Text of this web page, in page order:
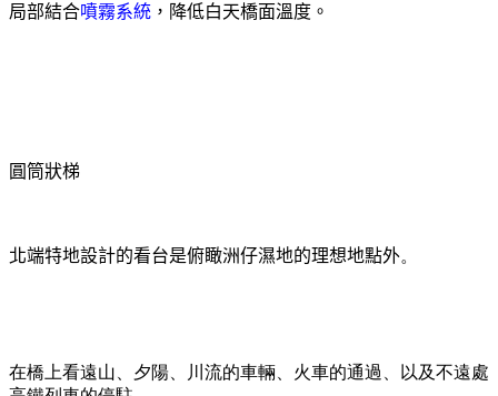
局部結合噴霧系統 ，降低白天橋面溫度。
圓筒狀梯
北端特地設計的看台是俯瞰洲仔濕地的理想地點外。
在橋上看遠山、夕陽、川流的車輛、火車的通過、以及不遠處